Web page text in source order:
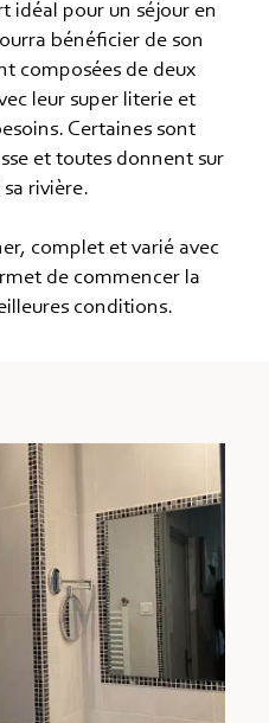
idéal pour un séjour en
bénéficier de son
composées de deux
leur super literie et
Certaines sont
et toutes donnent sur
rivière.
complet et varié avec
de commencer la
conditions.